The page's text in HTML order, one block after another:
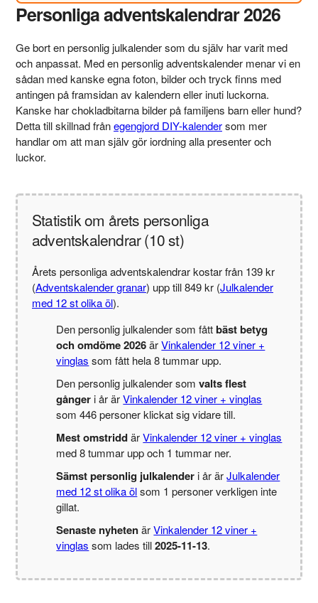
Personliga adventskalendrar 2026
Ge bort en personlig julkalender som du själv har varit med
och anpassat. Med en personlig adventskalender menar vi en
sådan med kanske egna foton, bilder och tryck finns med
antingen på framsidan av kalendern eller inuti luckorna.
Kanske har chokladbitarna bilder på familjens barn eller hund?
Detta till skillnad frånegengjord DIY-kalendersom mer
handlar om att man själv gör iordning alla presenter och
luckor.
Statistik om årets personliga
adventskalendrar (10 st)
Årets personliga adventskalendrar kostar från 139 kr
(Adventskalender granar) upp till 849 kr (Julkalender
med 12 st olika öl).
Den personlig julkalender som fåttbäst betyg
och omdöme 2026ärVinkalender 12 viner +
vinglas som fått hela 8 tummar upp.
Den personlig julkalender somvalts flest
gångeri år ärVinkalender 12 viner + vinglas
som 446 personer klickat sig vidare till.
Mest omstriddärVinkalender 12 viner + vinglas
med 8 tummar upp och 1 tummar ner.
Sämst personlig julkalenderi år ärJulkalender
med 12 st olika ölsom 1 personer verkligen inte
gillat.
Senaste nyhetenärVinkalender 12 viner +
vinglas som lades till2025-11-13.